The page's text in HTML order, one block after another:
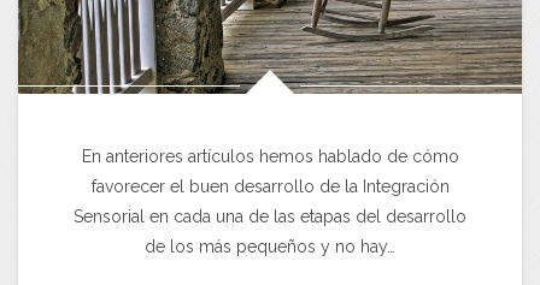
En anteriores artículos hemos hablado de cómo
favorecer el buen desarrollo de la Integración
Sensorial en cada una de las etapas del desarrollo
de los más pequeños y no hay…